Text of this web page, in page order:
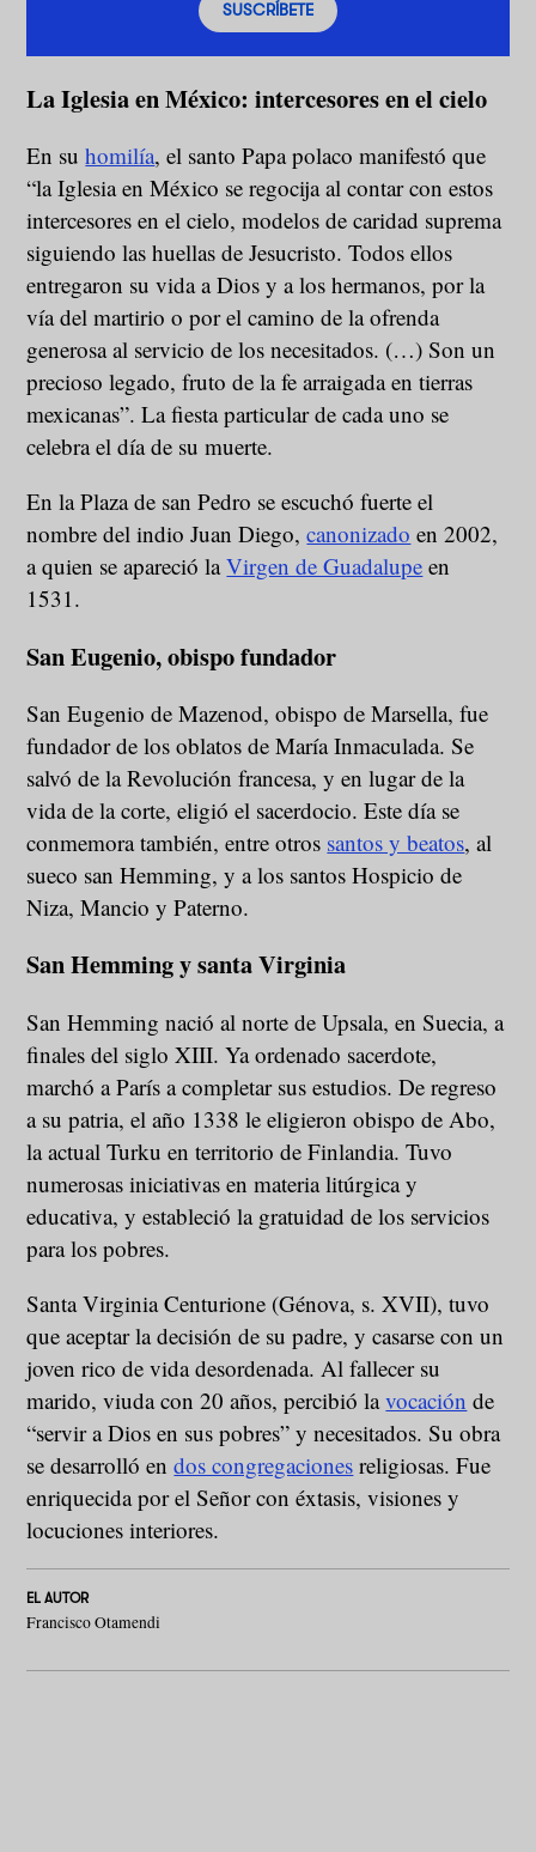
SUSCRÍBETE
La Iglesia en México: intercesores en el cielo
En suhomilía, el santo Papa polaco manifestó que
“la Iglesia en México se regocija al contar con estos
intercesores en el cielo, modelos de caridad suprema
siguiendo las huellas de Jesucristo. Todos ellos
entregaron su vida a Dios y a los hermanos, por la
vía del martirio o por el camino de la ofrenda
generosa al servicio de los necesitados. (…) Son un
precioso legado, fruto de la fe arraigada en tierras
mexicanas”. La fiesta particular de cada uno se
celebra el día de su muerte.
En la Plaza de san Pedro se escuchó fuerte el
nombre del indio Juan Diego,canonizado en 2002,
a quien se apareció laVirgen de Guadalupe en
1531.
San Eugenio, obispo fundador
San Eugenio de Mazenod, obispo de Marsella, fue
fundador de los oblatos de María Inmaculada. Se
salvó de la Revolución francesa, y en lugar de la
vida de la corte, eligió el sacerdocio. Este día se
conmemora también, entre otros santos y beatos, al
sueco san Hemming, y a los santos Hospicio de
Niza, Mancio y Paterno.
San Hemming y santa Virginia
San Hemming nació al norte de Upsala, en Suecia, a
finales del siglo XIII. Ya ordenado sacerdote,
marchó a París a completar sus estudios. De regreso
a su patria, el año 1338 le eligieron obispo de Abo,
la actual Turku en territorio de Finlandia. Tuvo
numerosas iniciativas en materia litúrgica y
educativa, y estableció la gratuidad de los servicios
para los pobres.
Santa Virginia Centurione (Génova, s. XVII), tuvo
que aceptar la decisión de su padre, y casarse con un
joven rico de vida desordenada. Al fallecer su
marido, viuda con 20 años, percibió lavocación de
“servir a Dios en sus pobres” y necesitados. Su obra
se desarrolló endos congregaciones religiosas. Fue
enriquecida por el Señor con éxtasis, visiones y
locuciones interiores.
EL AUTOR
Francisco Otamendi